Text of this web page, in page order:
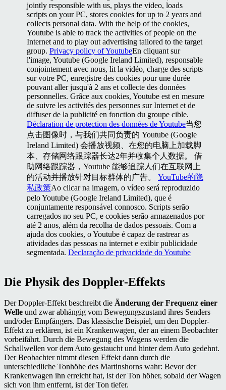
jointly responsible with us, plays the video, loads
scripts on your PC, stores cookies for up to 2 years and
collects personal data. With the help of the cookies,
Youtube is able to track the activities of people on the
Internet and to play out advertising tailored to the target
group. Privacy policy of YoutubeEn cliquant sur
l'image, Youtube (Google Ireland Limited), responsable
conjointement avec nous, lit la vidéo, charge des scripts
sur votre PC, enregistre des cookies pour une durée
pouvant aller jusqu'à 2 ans et collecte des données
personnelles. Grâce aux cookies, Youtube est en mesure
de suivre les activités des personnes sur Internet et de
diffuser de la publicité en fonction du groupe cible.
Déclaration de protection des données de Youtube当您
点击图像时，与我们共同负责的 Youtube (Google
Ireland Limited) 会播放视频、在您的电脑上加载脚
本、存储网络跟踪器长达2年并收集个人数据。 借
助网络跟踪器，Youtube 能够追踪人们在互联网上
的活动并播放针对目标群体的广告。 YouTube的隐
私政策Ao clicar na imagem, o vídeo será reproduzido
pelo Youtube (Google Ireland Limited), que é
conjuntamente responsável connosco. Scripts serão
carregados no seu PC, e cookies serão armazenados por
até 2 anos, além da recolha de dados pessoais. Com a
ajuda dos cookies, o Youtube é capaz de rastrear as
atividades das pessoas na internet e exibir publicidade
segmentada. Declaração de privacidade do Youtube
Die Physik des Doppler-Effekts
Der Doppler-Effekt beschreibt die Änderung der Frequenz einer
Welle und zwar abhängig vom Bewegungszustand ihres Senders
und/oder Empfängers. Das klassische Beispiel, um den Doppler-
Effekt zu erklären, ist ein Krankenwagen, der an einem Beobachter
vorbeifährt. Durch die Bewegung des Wagens werden die
Schallwellen vor dem Auto gestaucht und hinter dem Auto gedehnt.
Der Beobachter nimmt diesen Effekt dann durch die
unterschiedliche Tonhöhe des Martinshorns wahr: Bevor der
Krankenwagen ihn erreicht hat, ist der Ton höher, sobald der Wagen
sich von ihm entfernt, ist der Ton tiefer.